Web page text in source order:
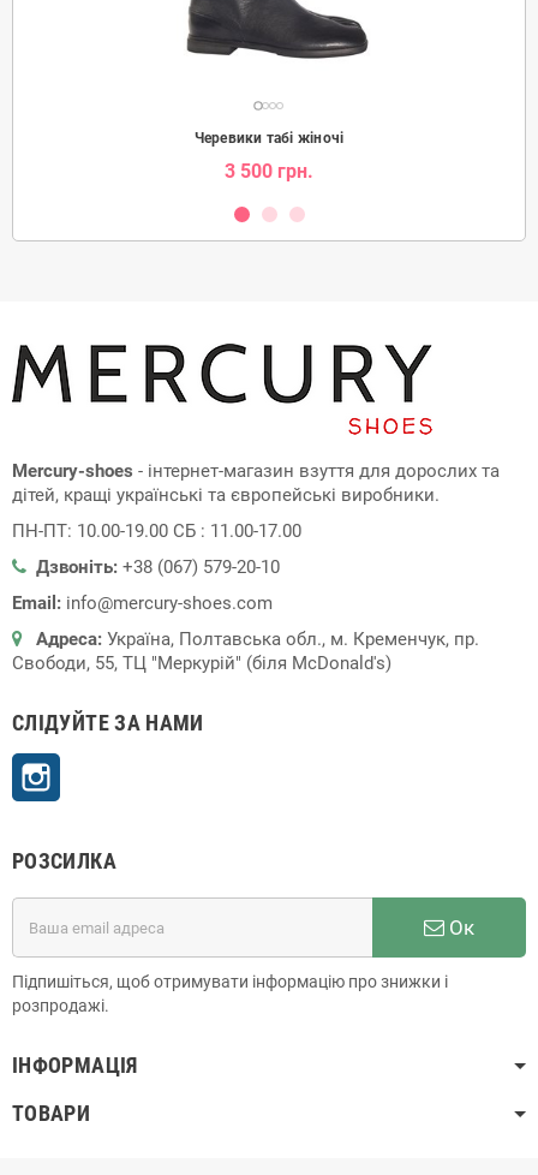
Черевики табі жіночі
3 500 грн.
Mercury-shoes - інтернет-магазин взуття для дорослих та
дітей, кращі українські та європейські виробники.
ПН-ПТ: 10.00-19.00 СБ : 11.00-17.00
Дзвоніть: +38 (067) 579-20-10
Email: info@mercury-shoes.com
Адреса: Україна, Полтавська обл., м. Кременчук, пр.
Свободи, 55, ТЦ "Меркурій" (біля McDonald's)
СЛІДУЙТЕ ЗА НАМИ
РОЗСИЛКА
Ок
Підпишіться, щоб отримувати інформацію про знижки і
розпродажі.
ІНФОРМАЦІЯ
ТОВАРИ